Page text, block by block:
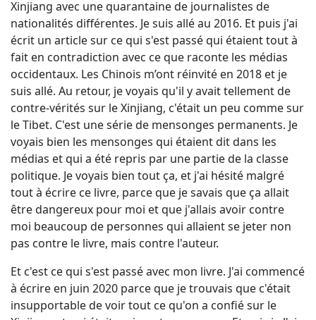
Xinjiang avec une quarantaine de journalistes de
nationalités différentes. Je suis allé au 2016. Et puis j'ai
écrit un article sur ce qui s'est passé qui étaient tout à
fait en contradiction avec ce que raconte les médias
occidentaux. Les Chinois m’ont réinvité en 2018 et je
suis allé. Au retour, je voyais qu'il y avait tellement de
contre-vérités sur le Xinjiang, c'était un peu comme sur
le Tibet. C'est une série de mensonges permanents. Je
voyais bien les mensonges qui étaient dit dans les
médias et qui a été repris par une partie de la classe
politique. Je voyais bien tout ça, et j'ai hésité malgré
tout à écrire ce livre, parce que je savais que ça allait
être dangereux pour moi et que j'allais avoir contre
moi beaucoup de personnes qui allaient se jeter non
pas contre le livre, mais contre l'auteur.
Et c'est ce qui s'est passé avec mon livre. J'ai commencé
à écrire en juin 2020 parce que je trouvais que c'était
insupportable de voir tout ce qu'on a confié sur le